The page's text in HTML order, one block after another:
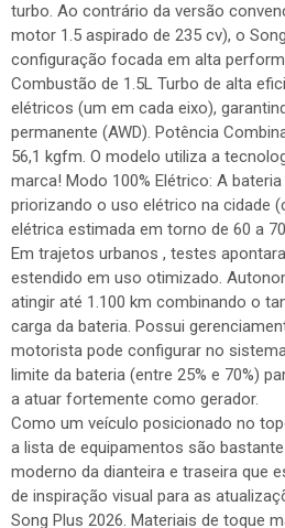
turbo. Ao contrário da versão
motor 1.5 aspirado de 235 cv), o
configuração focada em alta
Combustão de 1.5L Turbo de alta
elétricos (um em cada eixo),
permanente (AWD). Potência
56,1 kgfm. O modelo utiliza a
marca! Modo 100% Elétrico: A
priorizando o uso elétrico na cidade
elétrica estimada em torno de 60 a
Em trajetos urbanos , testes
estendido em uso otimizado.
atingir até 1.100 km combinando o
carga da bateria. Possui
motorista pode configurar no
limite da bateria (entre 25% e 70%)
a atuar fortemente como gerador.
Como um veículo posicionado no
a lista de equipamentos são
moderno da dianteira e traseira que
de inspiração visual para as
Song Plus 2026. Materiais de toque